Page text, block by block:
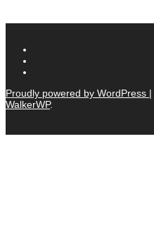
Proudly powered by WordPress |
WalkerWP.